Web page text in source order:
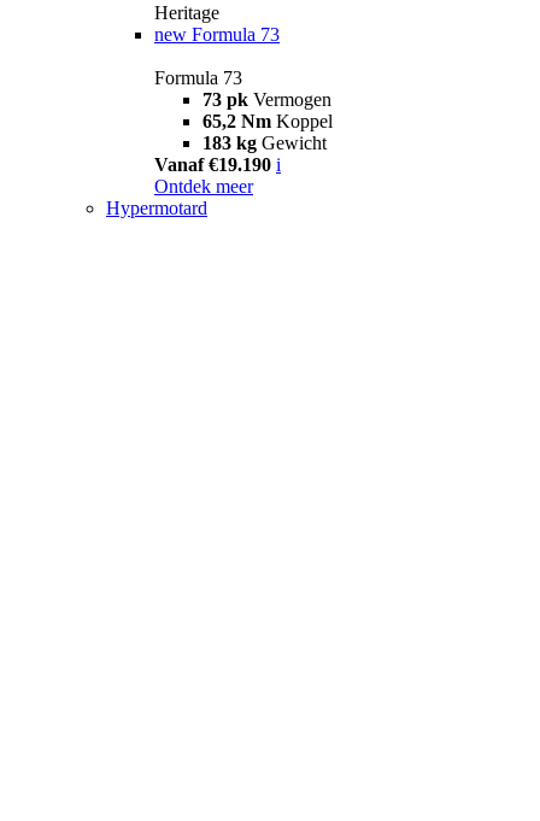
Heritage
new Formula 73
Formula 73
73 pk Vermogen
65,2 Nm Koppel
183 kg Gewicht
Vanaf €19.190 i
Ontdek meer
Hypermotard